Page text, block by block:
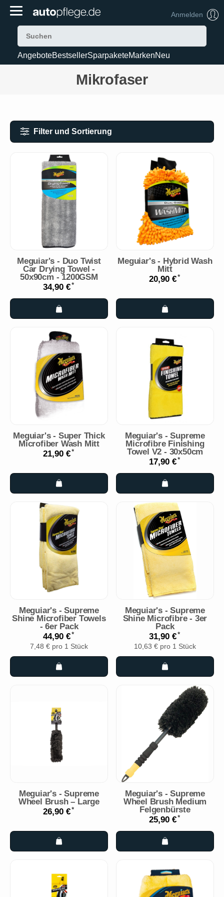
Anmelden
AngeboteBestsellerSparpaketeMarkenNeu
Mikrofaser
Filter und Sortierung
Meguiar's - Duo Twist
Car Drying Towel -
50x90cm - 1200GSM
34,90 €*
Meguiar's - Hybrid Wash
Mitt
20,90 €*
Meguiar's - Super Thick
Microfiber Wash Mitt
21,90 €*
Meguiar's - Supreme
Microfibre Finishing
Towel V2 - 30x50cm
17,90 €*
Meguiar's - Supreme
Shine Microfiber Towels
- 6er Pack
44,90 €*
7,48 € pro 1 Stück
Meguiar's - Supreme
Shine Microfibre - 3er
Pack
31,90 €*
10,63 € pro 1 Stück
Meguiar's - Supreme
Wheel Brush – Large
26,90 €*
Meguiar's - Supreme
Wheel Brush Medium
Felgenbürste
25,90 €*